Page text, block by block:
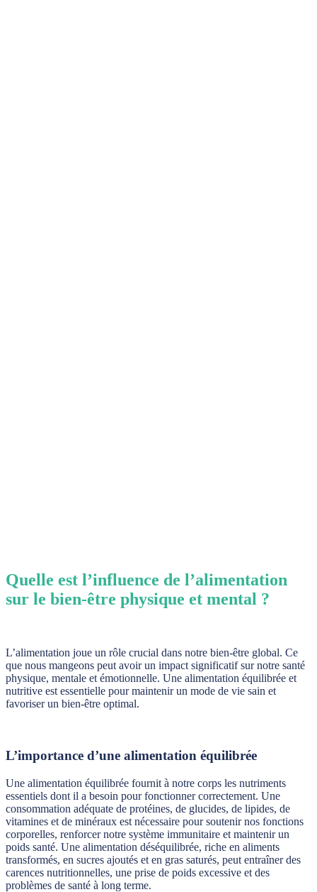
Quelle est l’influence de l’alimentation
sur le bien-être physique et mental ?
L’alimentation joue un rôle crucial dans notre bien-être global. Ce
que nous mangeons peut avoir un impact significatif sur notre santé
physique, mentale et émotionnelle. Une alimentation équilibrée et
nutritive est essentielle pour maintenir un mode de vie sain et
favoriser un bien-être optimal.
L’importance d’une alimentation équilibrée
Une alimentation équilibrée fournit à notre corps les nutriments
essentiels dont il a besoin pour fonctionner correctement. Une
consommation adéquate de protéines, de glucides, de lipides, de
vitamines et de minéraux est nécessaire pour soutenir nos fonctions
corporelles, renforcer notre système immunitaire et maintenir un
poids santé. Une alimentation déséquilibrée, riche en aliments
transformés, en sucres ajoutés et en gras saturés, peut entraîner des
carences nutritionnelles, une prise de poids excessive et des
problèmes de santé à long terme.